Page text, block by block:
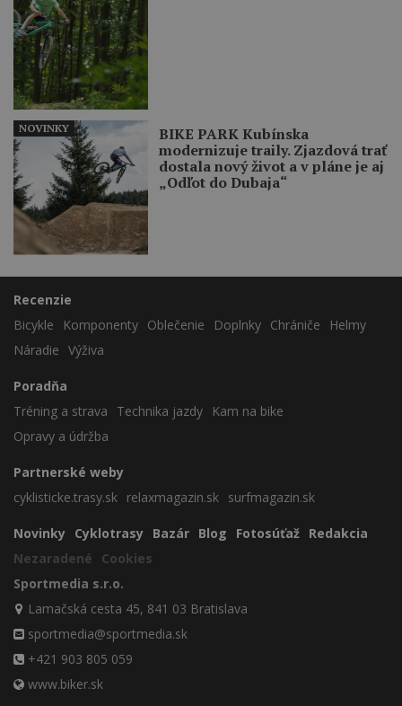
BIKE PARK Kubínska
modernizuje traily. Zjazdová trať
dostala nový život a v pláne je aj
„Odľot do Dubaja“
NOVINKY
Recenzie
Bicykle
Komponenty Oblečenie Doplnky Chrániče
Helmy
Náradie Výživa
Poradňa
Tréning a strava
Technika jazdy
Kam na bike
Opravy a údržba
Partnerské weby
cyklisticke.trasy.sk relaxmagazin.sk surfmagazin.sk
Novinky Cyklotrasy Bazár Blog Fotosúťaž Redakcia
Nezaradené
Cookies
Sportmedia s.r.o.
Lamačská cesta 45, 841 03 Bratislava
sportmedia@sportmedia.sk
+421 903 805 059
www.biker.sk